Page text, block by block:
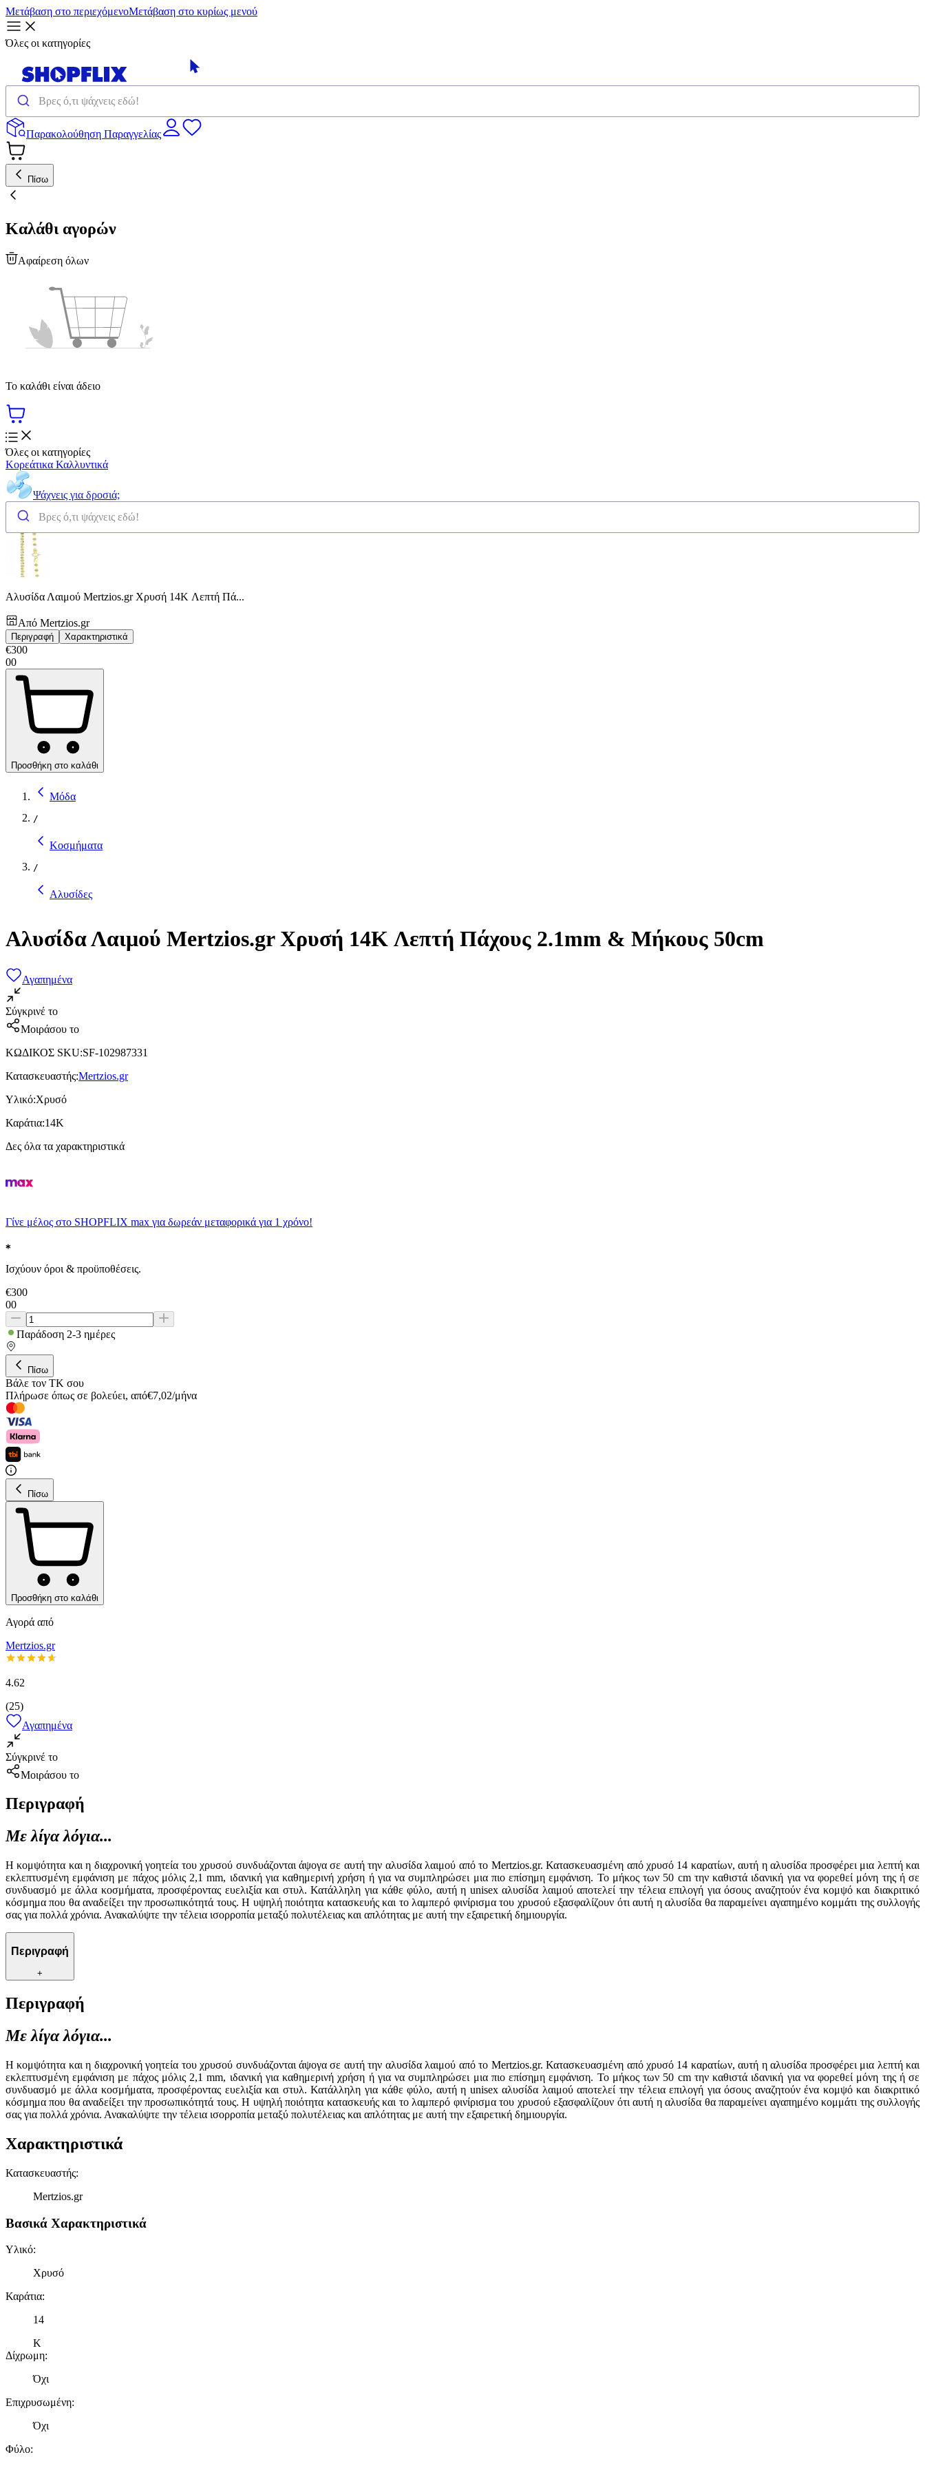
Μετάβαση στο περιεχόμενοΜετάβαση στο κυρίως μενού
Όλες οι κατηγορίες
Παρακολούθηση Παραγγελίας
Πίσω
Καλάθι αγορών
Αφαίρεση όλων
Το καλάθι είναι άδειο
Όλες οι κατηγορίες
Κορεάτικα Καλλυντικά
Ψάχνεις για δροσιά;
Αλυσίδα Λαιμού Mertzios.gr Χρυσή 14K Λεπτή Πά...
Από Mertzios.gr
Περιγραφή Χαρακτηριστικά
€300
00
Προσθήκη στο καλάθι
Μόδα
/
Κοσμήματα
/
Αλυσίδες
Αλυσίδα Λαιμού Mertzios.gr Χρυσή 14K Λεπτή Πάχους 2.1mm & Μήκους 50cm
Αγαπημένα
Σύγκρινέ το
Μοιράσου το
ΚΩΔΙΚΟΣ SKU:SF-102987331
Κατασκευαστής:Mertzios.gr
Υλικό:Χρυσό
Καράτια:14Κ
Δες όλα τα χαρακτηριστικά
Γίνε μέλος στο SHOPFLIX max για δωρεάν μεταφορικά για 1 χρόνο!
Ισχύουν όροι & προϋποθέσεις.
€300
00
Παράδοση 2-3 ημέρες
Πίσω
Βάλε τον ΤΚ σου
Πλήρωσε όπως σε βολεύει, από€7,02/μήνα
Πίσω
Προσθήκη στο καλάθι
Αγορά από
Mertzios.gr
4.62
(25)
Αγαπημένα
Σύγκρινέ το
Μοιράσου το
Περιγραφή
Με λίγα λόγια...
Η κομψότητα και η διαχρονική γοητεία του χρυσού συνδυάζονται άψογα σε αυτή την αλυσίδα λαιμού από το Mertzios.gr. Κατασκευασμένη από χρυσό 14 καρατίων, αυτή η αλυσίδα προσφέρει μια λεπτή και
εκλεπτυσμένη εμφάνιση με πάχος μόλις 2,1 mm, ιδανική για καθημερινή χρήση ή για να συμπληρώσει μια πιο επίσημη εμφάνιση. Το μήκος των 50 cm την καθιστά ιδανική για να φορεθεί μόνη της ή σε
συνδυασμό με άλλα κοσμήματα, προσφέροντας ευελιξία και στυλ. Κατάλληλη για κάθε φύλο, αυτή η unisex αλυσίδα λαιμού αποτελεί την τέλεια επιλογή για όσους αναζητούν ένα κομψό και διακριτικό
κόσμημα που θα αναδείξει την προσωπικότητά τους. Η υψηλή ποιότητα κατασκευής και το λαμπερό φινίρισμα του χρυσού εξασφαλίζουν ότι αυτή η αλυσίδα θα παραμείνει αγαπημένο κομμάτι της συλλογής
σας για πολλά χρόνια. Ανακαλύψτε την τέλεια ισορροπία μεταξύ πολυτέλειας και απλότητας με αυτή την εξαιρετική δημιουργία.
Περιγραφή
+
Περιγραφή
Με λίγα λόγια...
Η κομψότητα και η διαχρονική γοητεία του χρυσού συνδυάζονται άψογα σε αυτή την αλυσίδα λαιμού από το Mertzios.gr. Κατασκευασμένη από χρυσό 14 καρατίων, αυτή η αλυσίδα προσφέρει μια λεπτή και
εκλεπτυσμένη εμφάνιση με πάχος μόλις 2,1 mm, ιδανική για καθημερινή χρήση ή για να συμπληρώσει μια πιο επίσημη εμφάνιση. Το μήκος των 50 cm την καθιστά ιδανική για να φορεθεί μόνη της ή σε
συνδυασμό με άλλα κοσμήματα, προσφέροντας ευελιξία και στυλ. Κατάλληλη για κάθε φύλο, αυτή η unisex αλυσίδα λαιμού αποτελεί την τέλεια επιλογή για όσους αναζητούν ένα κομψό και διακριτικό
κόσμημα που θα αναδείξει την προσωπικότητά τους. Η υψηλή ποιότητα κατασκευής και το λαμπερό φινίρισμα του χρυσού εξασφαλίζουν ότι αυτή η αλυσίδα θα παραμείνει αγαπημένο κομμάτι της συλλογής
σας για πολλά χρόνια. Ανακαλύψτε την τέλεια ισορροπία μεταξύ πολυτέλειας και απλότητας με αυτή την εξαιρετική δημιουργία.
Χαρακτηριστικά
Κατασκευαστής:
Mertzios.gr
Βασικά Χαρακτηριστικά
Υλικό:
Χρυσό
Καράτια:
14
Κ
Δίχρωμη:
Όχι
Επιχρυσωμένη:
Όχι
Φύλο: